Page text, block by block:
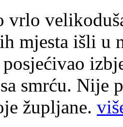
vrlo
mjesta išli u
smrću. Nije
župljane.